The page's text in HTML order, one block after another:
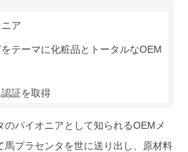
ア
テーマに化粧品とトータルなOEM
証を取得
のパイオニアとして知られるOEMメ
馬プラセンタを世に送り出し、原材料